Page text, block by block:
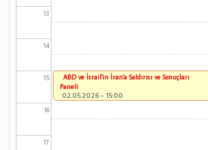
13
14
15
16
17
ABD ve İsrail'in İran'a Saldırısı ve Sonuçları
Paneli
02.05.2026 - 15:00